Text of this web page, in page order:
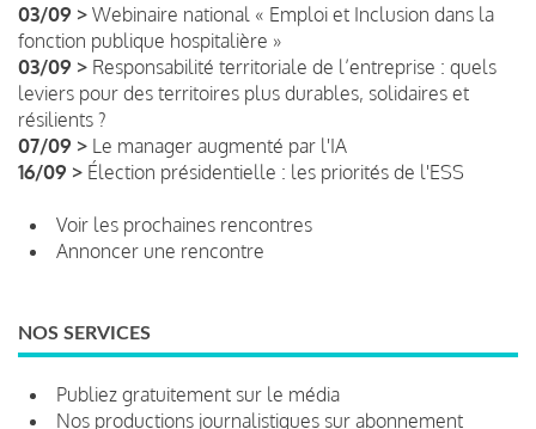
03/09 > Webinaire national « Emploi et Inclusion dans la
fonction publique hospitalière »
03/09 > Responsabilité territoriale de l’entreprise : quels
leviers pour des territoires plus durables, solidaires et
résilients ?
07/09 > Le manager augmenté par l'IA
16/09 > Élection présidentielle : les priorités de l'ESS
Voir les prochaines rencontres
Annoncer une rencontre
NOS SERVICES
Publiez gratuitement sur le média
Nos productions journalistiques sur abonnement